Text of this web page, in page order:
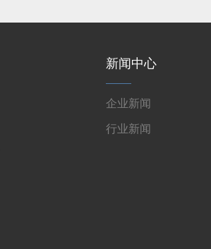
新闻中心
企业新闻
行业新闻